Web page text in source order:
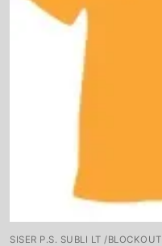
SISER P.S. SUBLI LT /BLOCKOUT